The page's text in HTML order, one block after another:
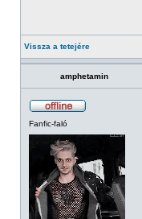
Vissza a tetejére
amphetamin
Fanfic-faló